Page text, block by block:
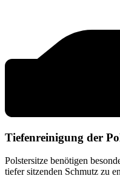
Tiefenreinigung der
Polstersitze benötigen
tiefer sitzenden Schmutz zu